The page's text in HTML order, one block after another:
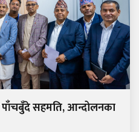
सहमति, आन्दोलनका